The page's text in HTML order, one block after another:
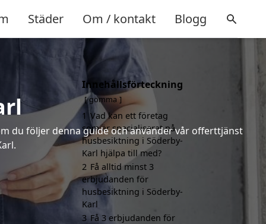
Städer Om / kontakt Blogg
du följer denna guide och använder vår offerttjänst
Innehållsförteckning
gömma
1 Vad kan ett företag
som är specialiserat på
husbesiktning i Söderby-
Karl hjälpa till med?
2 Få alltid minst 3
erbjudanden för
husbesiktning i Söderby-
Karl
3 Få 3 erbjudanden för